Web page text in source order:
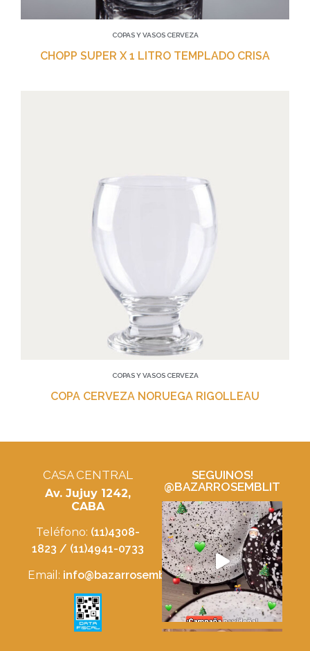
COPAS Y VASOS CERVEZA
CHOPP SUPER X 1 LITRO TEMPLADO CRISA
COPAS Y VASOS CERVEZA
COPA CERVEZA NORUEGA RIGOLLEAU
CASA CENTRAL
Av. Jujuy 1242,
CABA
Teléfono: (11)4308-
1823 / (11)4941-0733
Email: info@bazarrosemblit.com.ar
SEGUINOS!
@BAZARROSEMBLIT